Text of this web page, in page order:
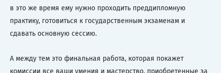
в это же время ему нужно проходить преддипломную
практику, готовиться к государственным экзаменам и
сдавать основную сессию.
А между тем это финальная работа, которая покажет
комиссии все ваши умения и мастерство, приобретенные за